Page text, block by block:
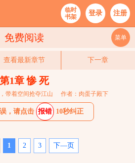
临时
书架
登录 注册
免费阅读 菜单
查看最新章节 下一章
第1章 惨 死
带着空间抢夺江山 作者：肉蛋子殿下
，请点击 报错 10秒纠正
1 2 3 下—页